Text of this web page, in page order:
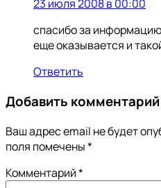
23 июля 2008 в 00:00
спасибо за
еще оказывается и
Ответить
Добавить комментарий
Ваш адрес email не будет
поля помечены*
Комментарий*